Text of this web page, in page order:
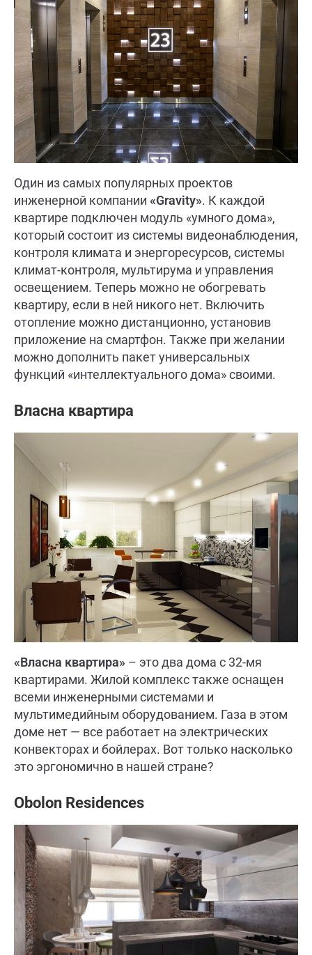
Один из самых популярных проектов
инженерной компании «Gravity». К каждой
квартире подключен модуль «умного дома»,
который состоит из системы видеонаблюдения,
контроля климата и энергоресурсов, системы
климат-контроля, мультирума и управления
освещением. Теперь можно не обогревать
квартиру, если в ней никого нет. Включить
отопление можно дистанционно, установив
приложение на смартфон. Также при желании
можно дополнить пакет универсальных
функций «интеллектуального дома» своими.
Власна квартира
«Власна квартира» – это два дома с 32-мя
квартирами. Жилой комплекс также оснащен
всеми инженерными системами и
мультимедийным оборудованием. Газа в этом
доме нет — все работает на электрических
конвекторах и бойлерах. Вот только насколько
это эргономично в нашей стране?
Obolon Residences